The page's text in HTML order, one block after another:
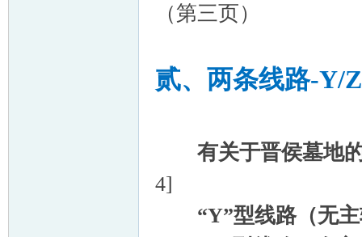
（第三页）
贰、两条线路-Y/Z
有关于晋侯墓地的
4]
“Y”型线路（无